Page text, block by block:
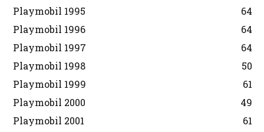
Playmobil 1995
64
Playmobil 1996
64
Playmobil 1997
64
Playmobil 1998
50
Playmobil 1999
61
Playmobil 2000
49
Playmobil 2001
61